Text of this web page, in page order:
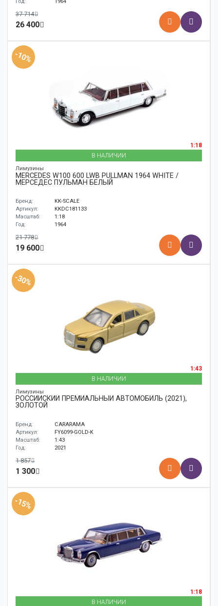
37 714
26 400
-10%
1:18
В НАЛИЧИИ
Лимузины
MERCEDES W100 600 LWB PULLMAN 1964 WHITE /
МЕРСЕДЕС ПУЛЬМАН БЕЛЫЙ
Бренд:
KK-SCALE
Артикул:
KKDC181133
Масштаб:
1:18
Год:
1964
21 778
19 600
-30%
1:43
В НАЛИЧИИ
Лимузины
РОССИЙСКИЙ ПРЕМИАЛЬНЫЙ АВТОМОБИЛЬ (2021),
ЗОЛОТОЙ
Бренд:
CARARAMA
Артикул:
FY6099-GOLD-K
Масштаб:
1:43
Год:
2021
1 857
1 300
-15%
1:18
В НАЛИЧИИ